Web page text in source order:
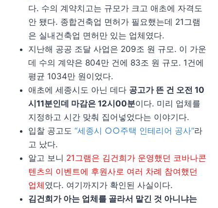
다. 수의 계약치고는 규모가 크고 애초에 자격도
안 됐다. 종합건축업 면허가 필요했는데 21그램
은 실내건축업 면허만 있는 업체였다.
지난해 공공 조달 사업은 209조 원 규모. 이 가운
데 수의 계약은 804만 건에 83조 원 규모. 1건에
평균 1034만 원이었다.
애초에 세종시도 아닌 데다 공고가 뜬 건 오전 10
시11분인데 마감은 12시00분이다. 미리 업체를
지정하고 시간 맞춰 집어넣었다는 이야기다.
입찰 공고도 “세종시 ○○주택 인테리어 공사”라
고 났다.
알고 보니 21그램은 김건희가 운영했던 코바나콘
텐츠의 이벤트에 후원사로 여러 차례 참여했던
업체였다. 여기까지가 확인된 사실이다.
김건희가 아는 업체를 골라서 맡긴 것 아니냐는